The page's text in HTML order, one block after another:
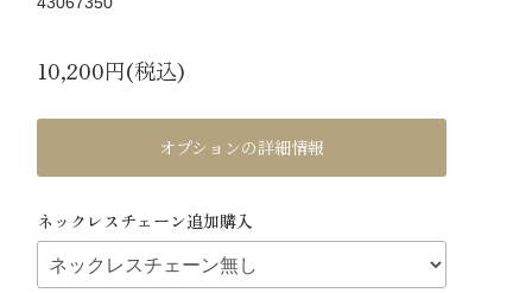
10,200円(税込)
オプションの詳細情報
ネックレスチェーン追加購入